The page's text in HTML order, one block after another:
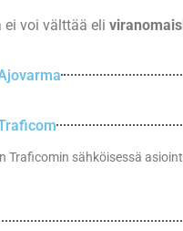
voi välttää eli
Traficomin sähköisessä